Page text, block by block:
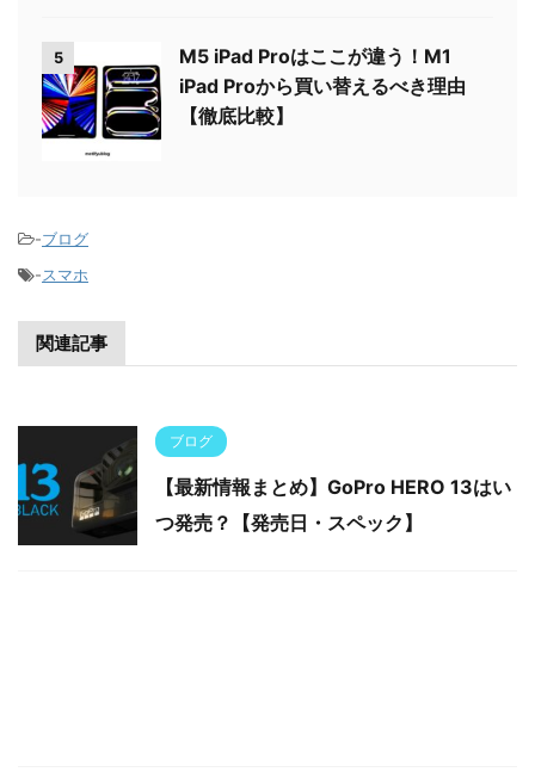
5
M5 iPad Proはここが違う！M1
iPad Proから買い替えるべき理由
【徹底比較】
-ブログ
-スマホ
関連記事
ブログ
【最新情報まとめ】GoPro HERO 13はい
つ発売？【発売日・スペック】